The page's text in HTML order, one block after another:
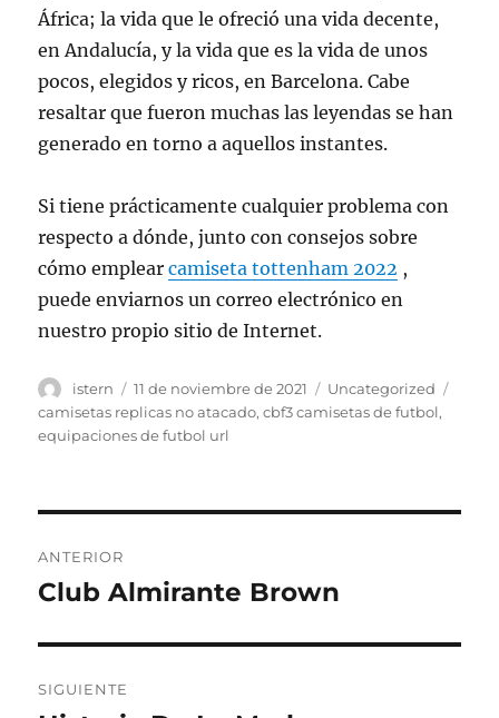
África; la vida que le ofreció una vida decente,
en Andalucía, y la vida que es la vida de unos
pocos, elegidos y ricos, en Barcelona. Cabe
resaltar que fueron muchas las leyendas se han
generado en torno a aquellos instantes.
Si tiene prácticamente cualquier problema con
respecto a dónde, junto con consejos sobre
cómo emplearcamiseta tottenham 2022 ,
puede enviarnos un correo electrónico en
nuestro propio sitio de Internet.
Autor
istern
Publicado
el
11 de noviembre de 2021 Categorías
Uncategorized
camisetas replicas no atacado,cbf3 camisetas de futbol,
equipaciones de futbol url
de
ANTERIOR
Entrada
Club Almirante Brown
SIGUIENTE